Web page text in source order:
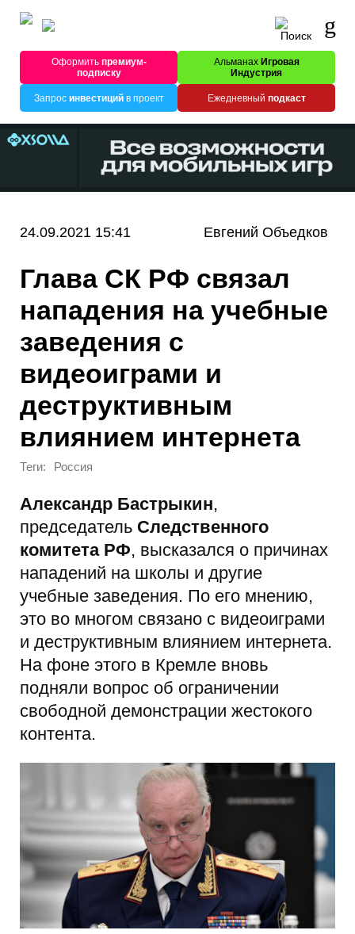
Оформитьпремиум-
подписку
Альманах Игровая
Индустрия
Запрос инвестицийв проект Ежедневный подкаст
24.09.2021 15:41 Евгений Объедков
Глава СК РФ связал
нападения на учебные
заведения с
видеоиграми и
деструктивным
влиянием интернета
Теги: Россия
Александр Бастрыкин,
председатель Следственного
комитета РФ, высказался о причинах
нападений на школы и другие
учебные заведения. По его мнению,
это во многом связано с видеоиграми
и деструктивным влиянием интернета.
На фоне этого в Кремле вновь
подняли вопрос об ограничении
свободной демонстрации жестокого
контента.